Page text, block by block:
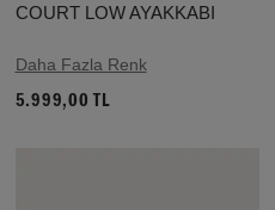
COURT LOW AYAKKABI
Daha Fazla Renk
5.999,00 TL